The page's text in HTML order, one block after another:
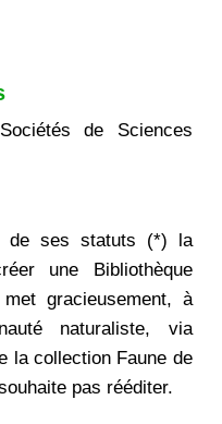
de Sciences
de ses statuts (*) la
une Bibliothèque
gracieusement, à
naturaliste, via
la collection Faune de
pas rééditer.